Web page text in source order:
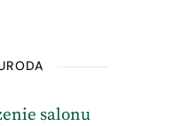
salonu